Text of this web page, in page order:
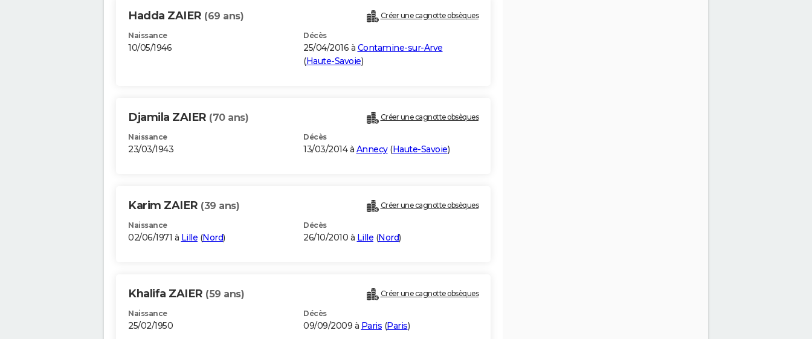
Hadda ZAIER (69 ans) Créer une cagnotte obsèques
Naissance
10/05/1946
Décès
25/04/2016 à Contamine-sur-Arve
(Haute-Savoie)
Djamila ZAIER (70 ans) Créer une cagnotte obsèques
Naissance
23/03/1943
Décès
13/03/2014 à Annecy(Haute-Savoie)
Karim ZAIER (39 ans) Créer une cagnotte obsèques
Naissance
02/06/1971 à Lille (Nord)
Décès
26/10/2010 à Lille (Nord)
Khalifa ZAIER (59 ans) Créer une cagnotte obsèques
Naissance
25/02/1950
Décès
09/09/2009 à Paris (Paris)